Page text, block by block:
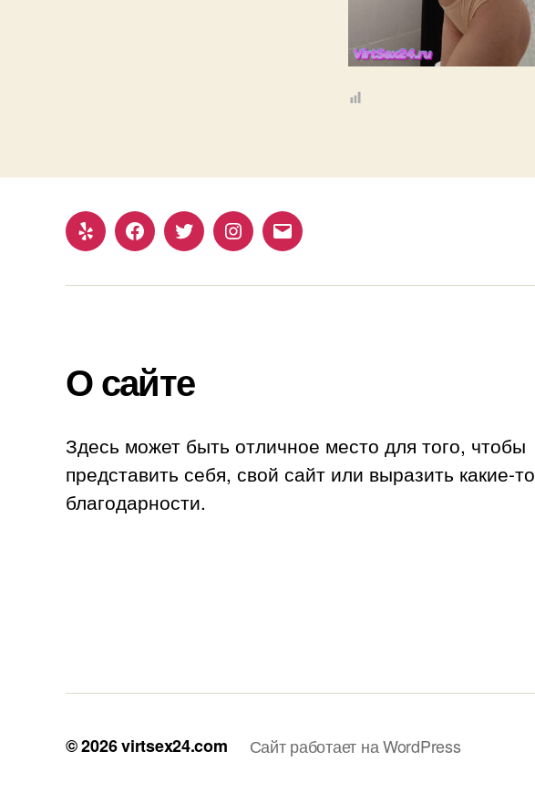
Yelp FacebookTwitterInstagram
Email
О сайте
Здесь может быть отличное место для того, чтобы
представить себя, свой сайт или выразить какие-то
благодарности.
© 2026virtsex24.com Сайт работает на WordPress